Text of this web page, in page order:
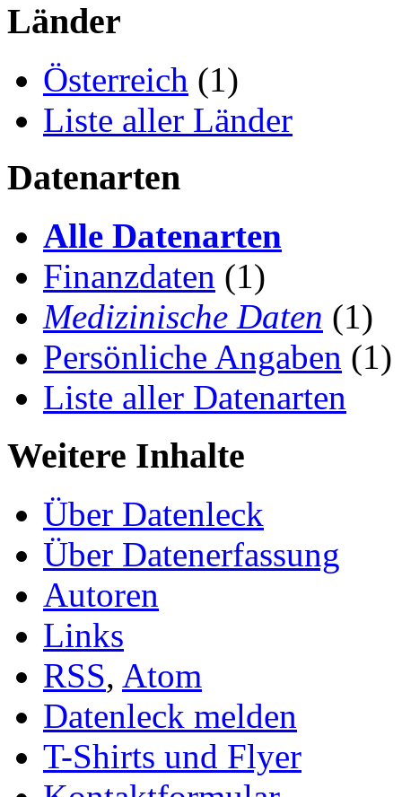
Länder
Österreich (1)
Liste aller Länder
Datenarten
Alle Datenarten
Finanzdaten (1)
Medizinische Daten (1)
Persönliche Angaben (1)
Liste aller Datenarten
Weitere Inhalte
Über Datenleck
Über Datenerfassung
Autoren
Links
RSS, Atom
Datenleck melden
T-Shirts und Flyer